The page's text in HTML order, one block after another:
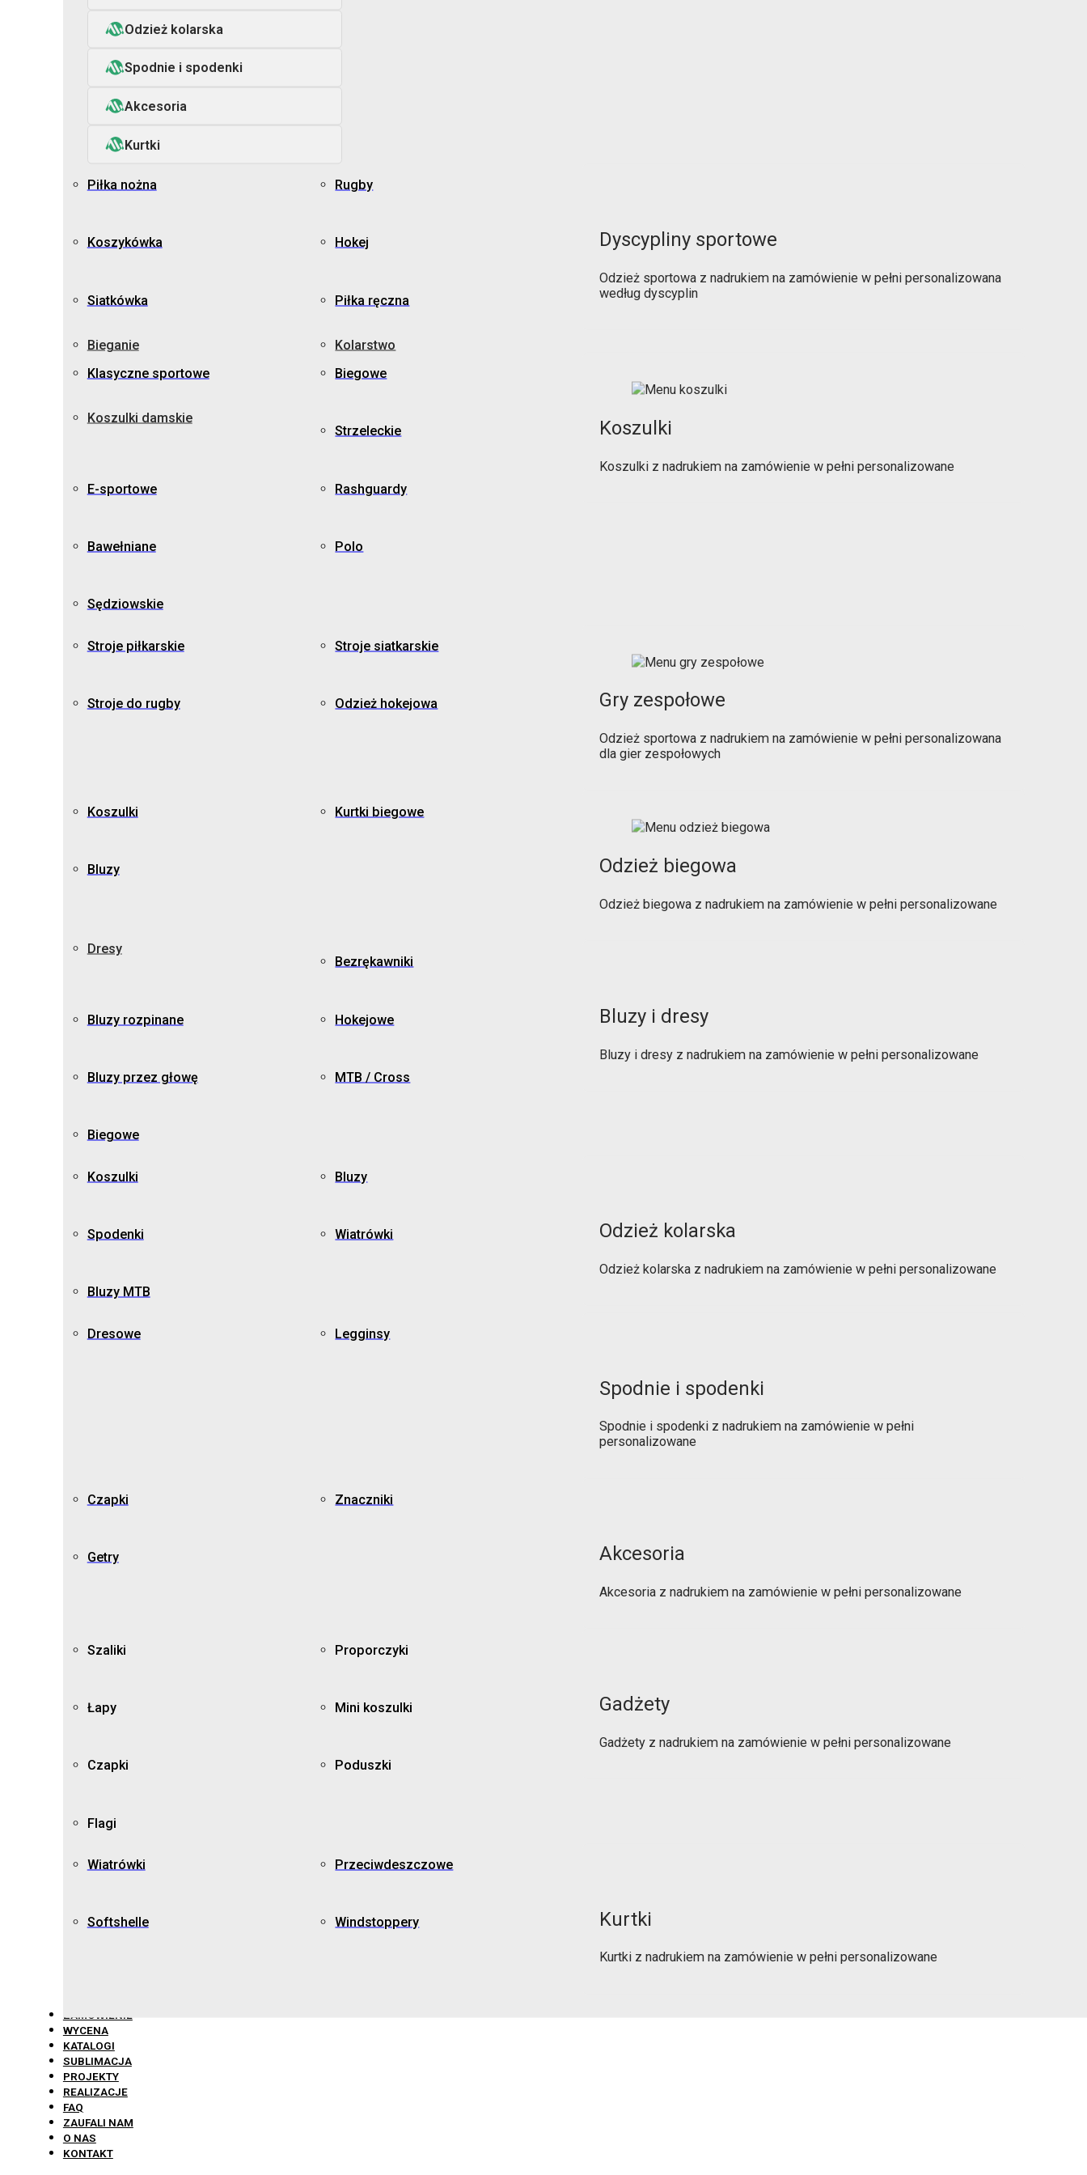
Odzież kolarska
Spodnie i spodenki
Akcesoria
Kurtki
Piłka nożna Rugby
Koszykówka Hokej
Siatkówka Piłka ręczna
Bieganie Kolarstwo
Dyscypliny sportowe
Odzież sportowa z nadrukiem na zamówienie w pełni personalizowana
według dyscyplin
Klasyczne sportowe Biegowe
Koszulki damskie
Strzeleckie
E-sportowe Rashguardy
Bawełniane Polo
Sędziowskie
Koszulki
Koszulki z nadrukiem na zamówienie w pełni personalizowane
Stroje piłkarskie Stroje siatkarskie
Stroje do rugby Odzież hokejowa Gry zespołowe
Odzież sportowa z nadrukiem na zamówienie w pełni personalizowana
dla gier zespołowych
Koszulki Kurtki biegowe
Bluzy Odzież biegowa
Odzież biegowa z nadrukiem na zamówienie w pełni personalizowane
Dresy
Bezrękawniki
Bluzy rozpinane Hokejowe
Bluzy przez głowę MTB / Cross
Biegowe
Bluzy i dresy
Bluzy i dresy z nadrukiem na zamówienie w pełni personalizowane
Koszulki Bluzy
Spodenki Wiatrówki
Bluzy MTB
Odzież kolarska
Odzież kolarska z nadrukiem na zamówienie w pełni personalizowane
Dresowe Legginsy
Spodnie i spodenki
Spodnie i spodenki z nadrukiem na zamówienie w pełni
personalizowane
Czapki Znaczniki
Getry Akcesoria
Akcesoria z nadrukiem na zamówienie w pełni personalizowane
Szaliki Proporczyki
Łapy Mini koszulki
Czapki Poduszki
Flagi
Gadżety
Gadżety z nadrukiem na zamówienie w pełni personalizowane
Wiatrówki Przeciwdeszczowe
Softshelle Windstoppery Kurtki
Kurtki z nadrukiem na zamówienie w pełni personalizowane
ZAMÓWIENIE
WYCENA
KATALOGI
SUBLIMACJA
PROJEKTY
REALIZACJE
FAQ
ZAUFALI NAM
O NAS
KONTAKT